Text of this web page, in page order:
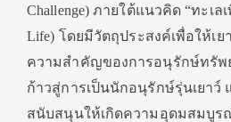
Challenge) ภายใต้แนวคิด “ทะเล
Life) โดยมีวัตถุประสงค์เพื่อให้เ
ความสำคัญของการอนุรักษ์ทรัพ
ก้าวสู่การเป็นนักอนุรักษ์รุ่นเยาว์
สนับสนุนให้เกิดความอุดมสมบูร